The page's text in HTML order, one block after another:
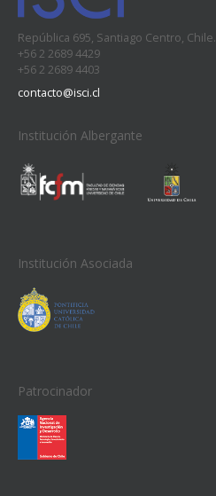
República 695, Santiago Centro, Chile.
+56 2 2689 4429
+56 2 2689 4403
contacto@isci.cl
Institución Albergante
Institución Asociada
Patrocinador